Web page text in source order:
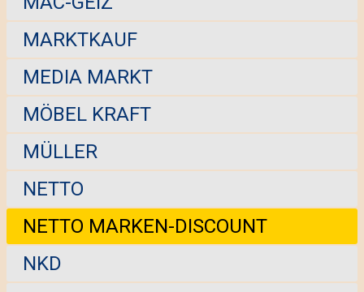
MARKTKAUF
MEDIA MARKT
MÖBEL KRAFT
MÜLLER
NETTO
NETTO MARKEN-DISCOUNT
NKD